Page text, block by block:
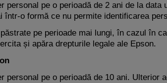
personal pe o perioadă de 2 ani de la
într-o formă ce nu permite identificarea
pe perioade mai lungi, în cazul în
și apăra drepturile legale ale Epson.
personal pe o perioadă de 10 ani. Ulterior